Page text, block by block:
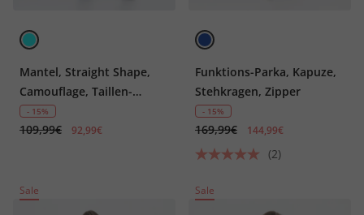
Mantel, Straight Shape,
Camouflage, Taillen-
Tunnelzug
- 15%
109,99€ 92,99€
Funktions-Parka, Kapuze,
Stehkragen, Zipper
- 15%
169,99€ 144,99€
(2)
Sale Sale